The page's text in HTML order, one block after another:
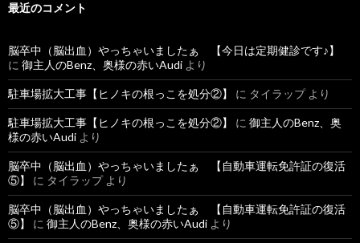
最近のコメント
脳卒中（脳出血）やっちゃいましたぁ 【今日は定期健診です♪】
に 御主人のBenz、奥様の赤いAudi より
駐車場拡大工事【ヒノキの根っこを処分②】 に タイラップより
駐車場拡大工事【ヒノキの根っこを処分②】 に 御主人のBenz、奥
様の赤いAudi より
脳卒中（脳出血）やっちゃいましたぁ 【自動車運転免許証の復活
⑤】
に タイラップより
脳卒中（脳出血）やっちゃいましたぁ 【自動車運転免許証の復活
⑤】
に 御主人のBenz、奥様の赤いAudi より